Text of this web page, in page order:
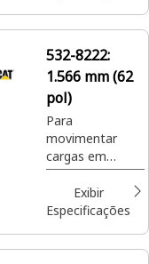
fertilizante e
ensacados em
locais de
paisagismo e
cultivo de
plantas.
532-8222:
1.566 mm (62
pol)
Para
movimentar
cargas em
paletes em
locais de
construção,
fertilizante e
Exibir
Especificações